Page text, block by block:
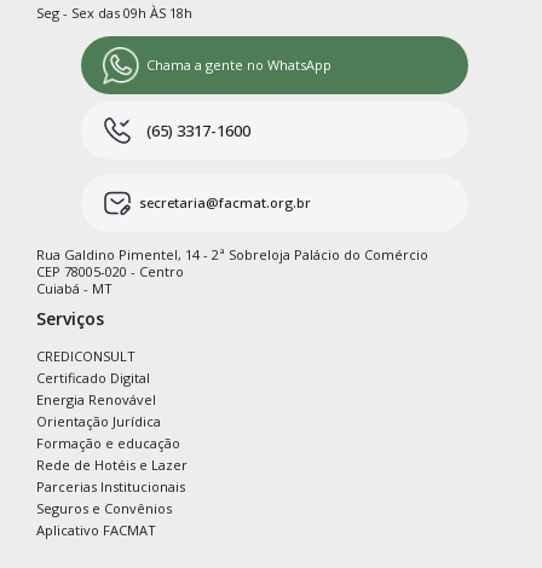
Seg - Sex das 09h ÀS 18h
Chama a gente no WhatsApp
(65) 3317-1600
secretaria@facmat.org.br
Rua Galdino Pimentel, 14 - 2ª Sobreloja Palácio do Comércio
CEP 78005-020 - Centro
Cuiabá - MT
Serviços
CREDICONSULT
Certificado Digital
Energia Renovável
Orientação Jurídica
Formação e educação
Rede de Hotéis e Lazer
Parcerias Institucionais
Seguros e Convênios
Aplicativo FACMAT